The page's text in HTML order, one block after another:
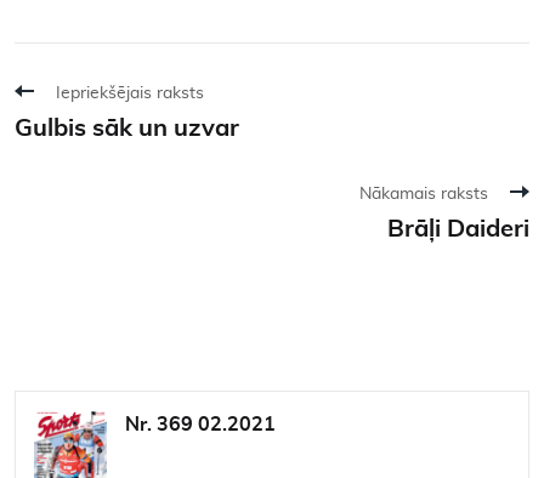
Iepriekšējais raksts
Gulbis sāk un uzvar
Nākamais raksts
Brāļi Daideri
Nr. 369 02.2021